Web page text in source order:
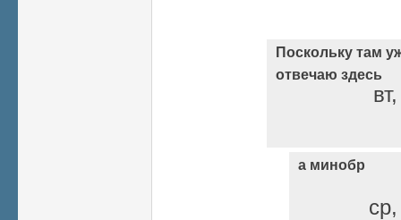
Поскольку там
отвечаю здесь
а минобр